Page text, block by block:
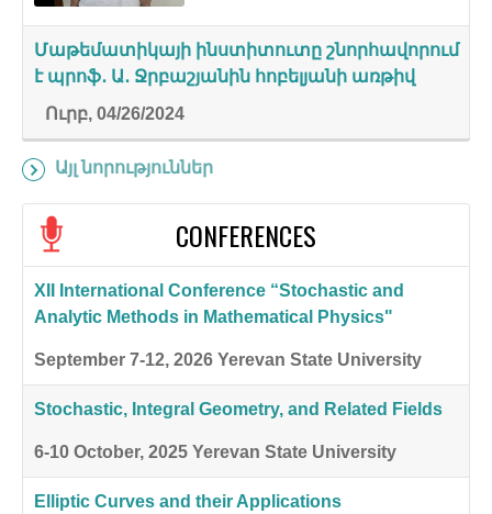
Մաթեմատիկայի ինստիտուտը շնորհավորում
է պրոֆ․ Ա․ Ջրբաշյանին հոբելյանի առթիվ
Ուրբ, 04/26/2024
Այլ նորություններ
CONFERENCES
XII International Conference “Stochastic and
Analytic Methods in Mathematical Physics"
September 7-12, 2026 Yerevan State University
Stochastic, Integral Geometry, and Related Fields
6-10 October, 2025 Yerevan State University
Elliptic Curves and their Applications